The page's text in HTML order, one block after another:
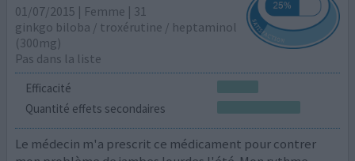
01/07/2015 | Femme | 31
ginkgo biloba / troxérutine / heptaminol
(300mg)
Pas dans la liste
Efficacité
Quantité effets secondaires
Le médecin m'a prescrit ce médicament pour contrer